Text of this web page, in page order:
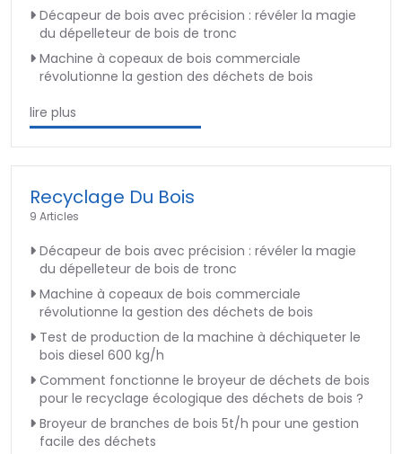
Décapeur de bois avec précision : révéler la magie
du dépelleteur de bois de tronc
Machine à copeaux de bois commerciale
révolutionne la gestion des déchets de bois
lire plus
Recyclage Du Bois
9 Articles
Décapeur de bois avec précision : révéler la magie
du dépelleteur de bois de tronc
Machine à copeaux de bois commerciale
révolutionne la gestion des déchets de bois
Test de production de la machine à déchiqueter le
bois diesel 600 kg/h
Comment fonctionne le broyeur de déchets de bois
pour le recyclage écologique des déchets de bois ?
Broyeur de branches de bois 5t/h pour une gestion
facile des déchets